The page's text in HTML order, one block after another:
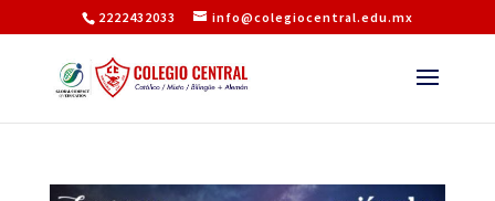
2222432033 info@colegiocentral.edu.mx